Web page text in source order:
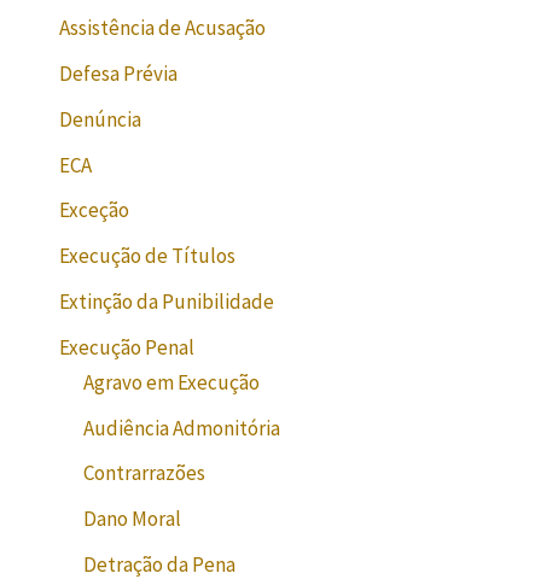
Assistência de Acusação
Defesa Prévia
Denúncia
ECA
Exceção
Execução de Títulos
Extinção da Punibilidade
Execução Penal
Agravo em Execução
Audiência Admonitória
Contrarrazões
Dano Moral
Detração da Pena